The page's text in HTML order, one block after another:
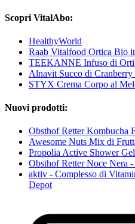
Scopri VitalAbo:
HealthyWorld
Raab Vitalfood Ortica Bio
TEEKANNE Infuso di
Alnavit Succo di
STYX Crema Corpo al
Nuovi prodotti:
Obsthof Retter Kombucha
Awesome Nuts Mix di
Propolia Active Shower Gel
Obsthof Retter Noce Nera
aktiv - Complesso di
Depot